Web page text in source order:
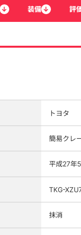
↓ 装備 ↓ 評
トヨタ
簡易クレ
平成27年
TKG-
抹消